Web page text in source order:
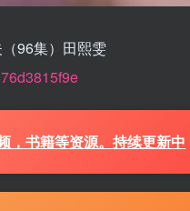
96集）田熙雯
，书籍等资源。持续更新中